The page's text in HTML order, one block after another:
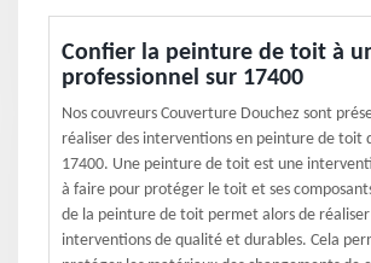
Confier la peinture de toit à
professionnel sur 17400
Nos couvreurs Couverture Douchez sont
réaliser des interventions en peinture de toit
17400. Une peinture de toit est une
à faire pour protéger le toit et ses
de la peinture de toit permet alors de réaliser
interventions de qualité et durables. Cela